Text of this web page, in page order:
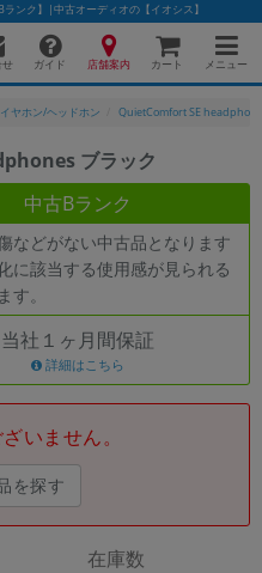
ンク】|中古オーディオの【イオシス】
せ ガイド 店舗案内 カート メニュー
イヤホン/ヘッドホン QuietComfort SE
ブラック
中古Bランク
などがない中古品となります
に該当する使用感が見られる
す。
当社１ヶ月間保証
詳細はこちら
いません。
を探す
在庫数
切り替える